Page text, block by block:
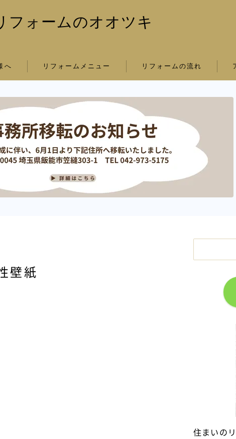
フォームのオオツキ
へ リフォームメニュー リフォームの流れ
壁紙
住まいの